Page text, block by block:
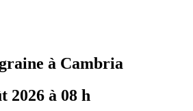
à Cambria
2026 à 08 h